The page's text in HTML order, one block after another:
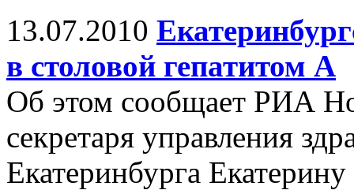
13.07.2010
в столовой гепатитом A
Об этом сообщает РИА
секретаря управления
Екатеринбурга